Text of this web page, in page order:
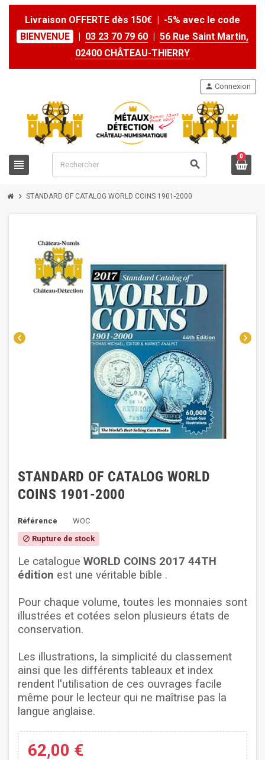
Livraison OFFERTE dès 150€ | -5% avec le code
BIENVENUE
| 03 23 70 79 60 | 56 Rue Saint Martin,
02400 CHÂTEAU-THIERRY
view_headline search
person Connexion
0
chevron_right STANDARD OF CATALOG WORLD COINS 1901-2000
chevron_left chevron_right
STANDARD OF CATALOG WORLD
COINS 1901-2000
Référence WOC
block Rupture de stock
Le catalogue WORLD COINS 2017 44TH
édition est une véritable bible .
Pour chaque volume, toutes les monnaies sont
illustrées et cotées selon plusieurs états de
conservation.
Les illustrations, la simplicité du classement
ainsi que les différents tableaux et index
rendent l'utilisation de ces ouvrages facile
même pour le lecteur qui ne maîtrise pas la
langue anglaise.
62,00 €